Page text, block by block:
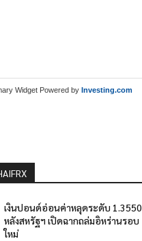
Widget Powered by Investing.com
เงินปอนด์อ่อนค่าหลุดระดับ 1.3550
หลังสหรัฐฯ เปิดฉากถล่มอิหร่านรอบ
ใหม่